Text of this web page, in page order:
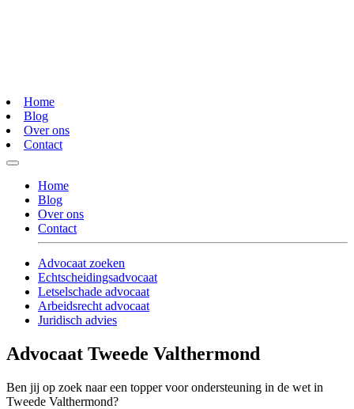
Home
Blog
Over ons
Contact
Home
Blog
Over ons
Contact
Advocaat zoeken
Echtscheidingsadvocaat
Letselschade advocaat
Arbeidsrecht advocaat
Juridisch advies
Advocaat Tweede Valthermond
Ben jij op zoek naar een topper voor ondersteuning in de wet in
Tweede Valthermond?